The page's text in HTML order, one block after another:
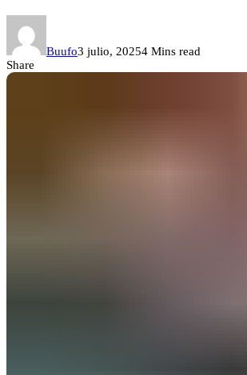
Buufo3 julio, 20254 Mins read
Share